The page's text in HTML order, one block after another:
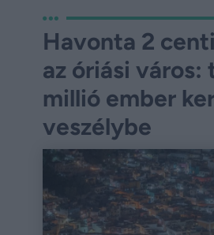
Havonta 2
az óriási város:
millió ember
veszélybe